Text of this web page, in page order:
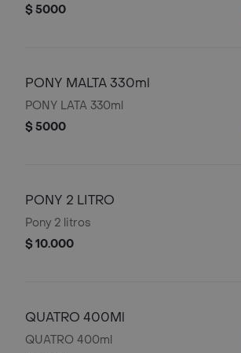
$ 5000
PONY MALTA 330ml
PONY LATA 330ml
$ 5000
PONY 2 LITRO
Pony 2 litros
$ 10.000
QUATRO 400Ml
QUATRO 400ml